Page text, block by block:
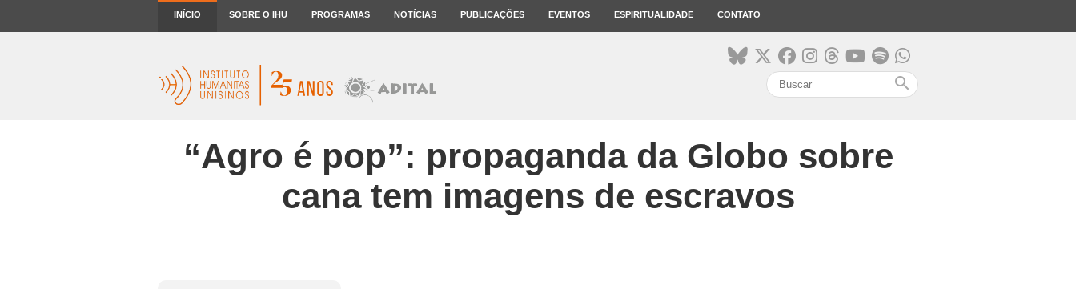
INÍCIO SOBRE O IHU PROGRAMAS NOTÍCIAS PUBLICAÇÕES EVENTOS ESPIRITUALIDADE CONTATO
search
“Agro é pop”: propaganda da Globo sobre
cana tem imagens de escravos